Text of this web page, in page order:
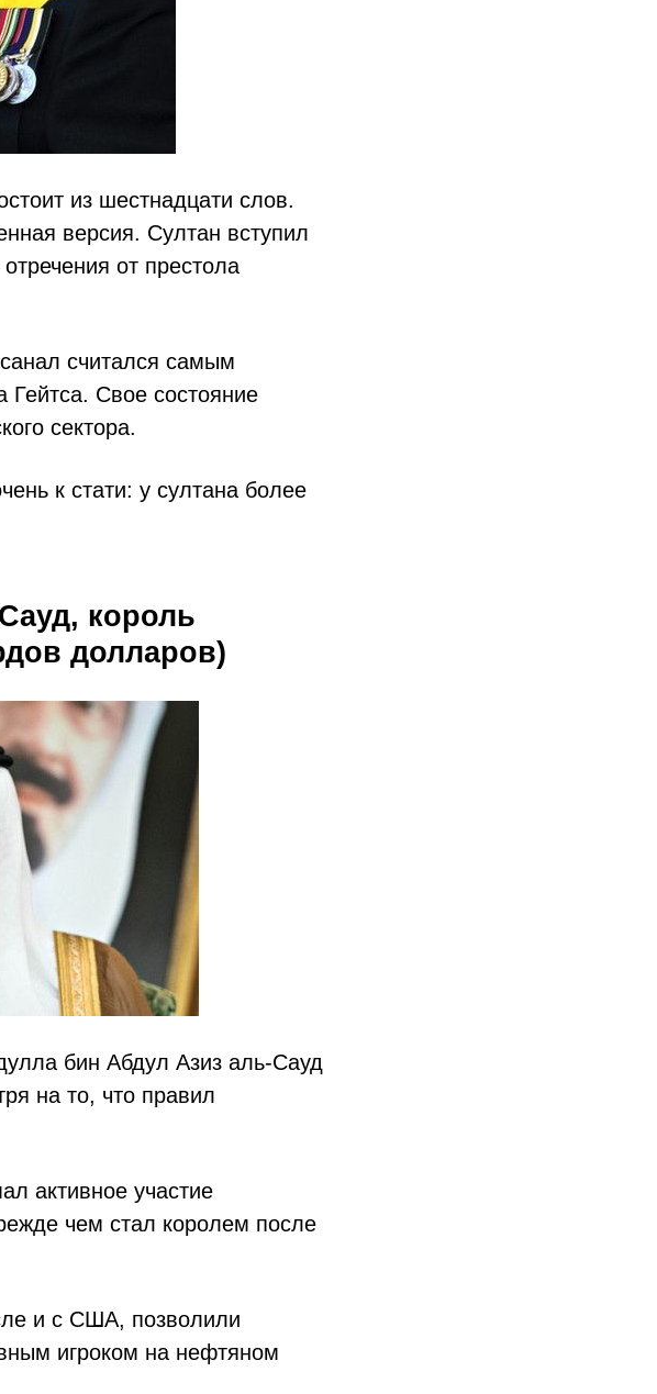
из шестнадцати слов.
версия. Султан вступил
от престола
считался самым
Свое состояние
сектора.
к стати: у султана более
король
долларов)
бин Абдул Азиз аль-Сауд
на то, что правил
активное участие
чем стал королем после
и с США, позволили
игроком на нефтяном